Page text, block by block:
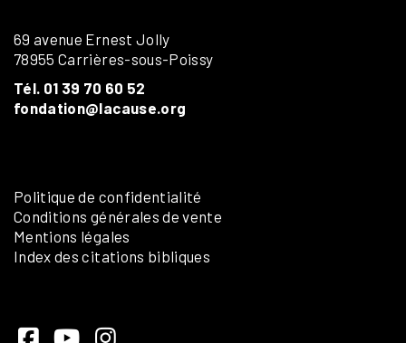
69 avenue Ernest Jolly
78955 Carrières-sous-Poissy
Tél. 01 39 70 60 52
fondation@lacause.org
Politique de confidentialité
Conditions générales de vente
Mentions légales
Index des citations bibliques